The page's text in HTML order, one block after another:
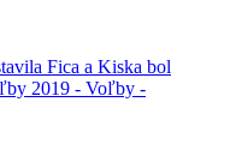
Fica a Kiska bol
2019 - Voľby -